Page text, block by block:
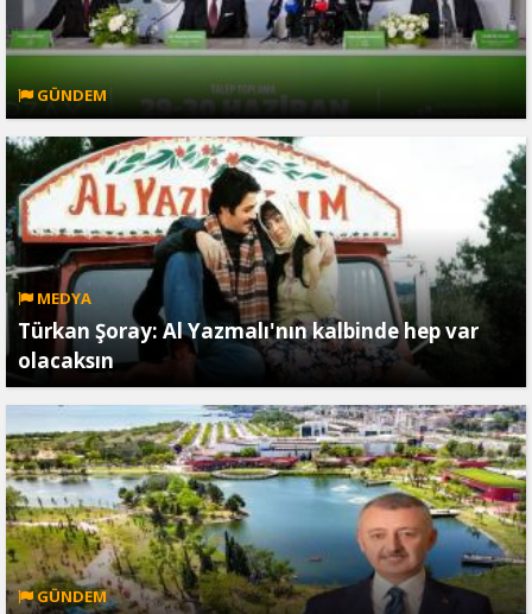
GÜNDEM
MEDYA
Türkan Şoray: Al Yazmalı'nın kalbinde hep var
olacaksın
GÜNDEM